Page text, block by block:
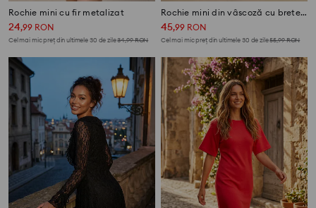
Rochie mini cu fir metalizat
24,99 RON
Cel mai mic preț din ultimele 30 de zile34,99RON
Rochie mini din vâscoză cu bretele și volan
45,99 RON
Cel mai mic preț din ultimele 30 de zile55,99RON